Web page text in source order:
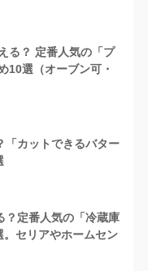
る？ 定番人気の「プ
10選（オーブン可・
「カットできるバター
？定番人気の「冷蔵庫
セリアやホームセン